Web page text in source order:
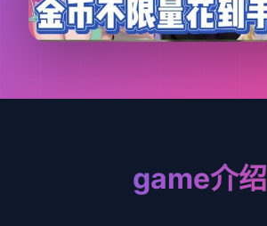
game介绍